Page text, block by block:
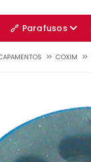
Parafusos
COXIM